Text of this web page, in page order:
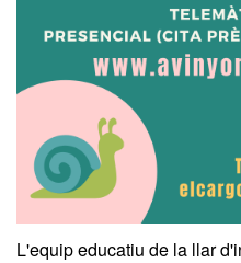
L'equip educatiu de la llar